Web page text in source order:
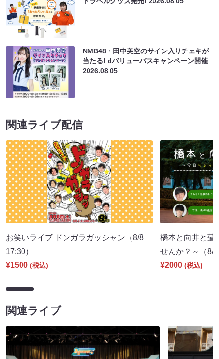
NMB48・田中美空のサイン入りチェキが
当たる! dバリューパスキャンペーン開催
2026.08.05
関連ライブ配信
お笑いライブ ドンガラガッシャン（8/8
17:30）
¥1500 (税込)
橋本と向井と蓮
せんか？～（
¥2000 (税込)
関連ライブ